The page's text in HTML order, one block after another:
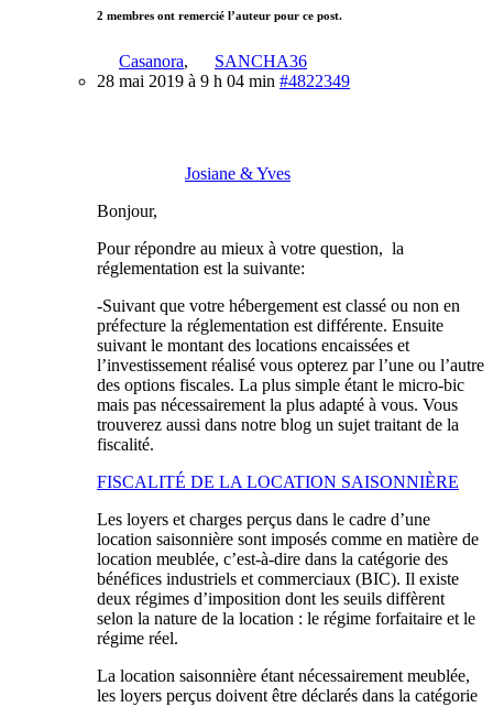
2 membres ont remercié l’auteur pour ce post.
Casanora,
SANCHA36
28 mai 2019 à 9 h 04 min #4822349
Josiane & Yves
Bonjour,
Pour répondre au mieux à votre question, la
réglementation est la suivante:
-Suivant que votre hébergement est classé ou non en
préfecture la réglementation est différente. Ensuite
suivant le montant des locations encaissées et
l’investissement réalisé vous opterez par l’une ou l’autre
des options fiscales. La plus simple étant le micro-bic
mais pas nécessairement la plus adapté à vous. Vous
trouverez aussi dans notre blog un sujet traitant de la
fiscalité.
FISCALITÉ DE LA LOCATION SAISONNIÈRE
Les loyers et charges perçus dans le cadre d’une
location saisonnière sont imposés comme en matière de
location meublée, c’est-à-dire dans la catégorie des
bénéfices industriels et commerciaux (BIC). Il existe
deux régimes d’imposition dont les seuils diffèrent
selon la nature de la location : le régime forfaitaire et le
régime réel.
La location saisonnière étant nécessairement meublée,
les loyers perçus doivent être déclarés dans la catégorie